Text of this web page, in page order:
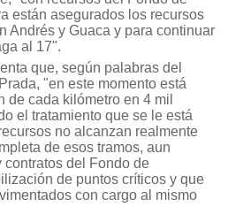
están asegurados los recursos
Andrés y Guaca y para continuar
al 17".
que, según palabras del
"en este momento está
cada kilómetro en 4 mil
el tratamiento que se le está
no alcanzan realmente
de esos tramos, aun
del Fondo de
de puntos críticos y que
con cargo al mismo